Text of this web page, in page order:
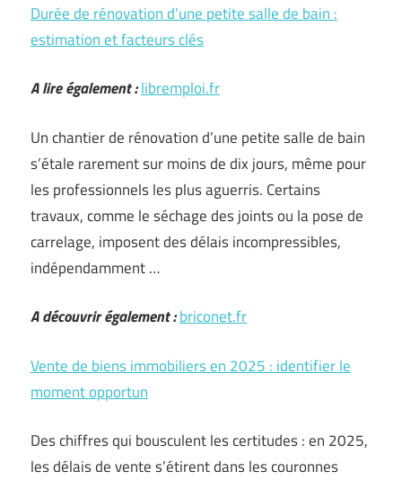
Durée de rénovation d’une petite salle de bain :
estimation et facteurs clés
A lire également :libremploi.fr
Un chantier de rénovation d’une petite salle de bain
s’étale rarement sur moins de dix jours, même pour
les professionnels les plus aguerris. Certains
travaux, comme le séchage des joints ou la pose de
carrelage, imposent des délais incompressibles,
indépendamment …
A découvrir également :briconet.fr
Vente de biens immobiliers en 2025 : identifier le
moment opportun
Des chiffres qui bousculent les certitudes : en 2025,
les délais de vente s’étirent dans les couronnes